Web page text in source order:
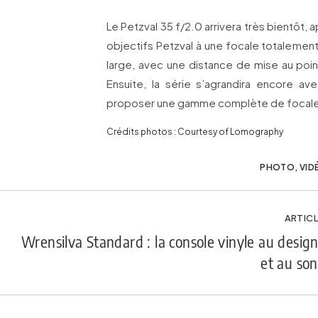
Le Petzval 35 f/2.0 arrivera très bientôt,
objectifs Petzval à une focale
large, avec une distance de mise au
Ensuite, la série s’agrandira encore
proposer une gamme complète de
Crédits photos : Courtesy of Lomography
PHOTO ,
Wrensilva Standard : la console vinyle au
et au